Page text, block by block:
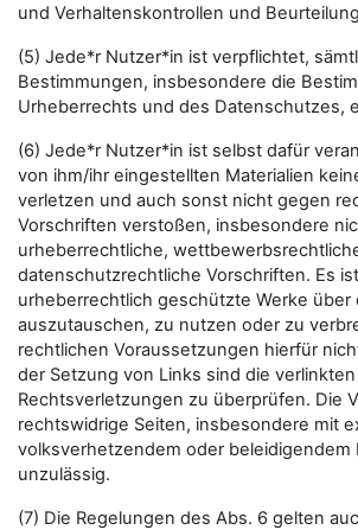
und Verhaltenskontrollen und
(5) Jede*r Nutzer*in ist verpflichtet,
Bestimmungen, insbesondere die
Urheberrechts und des Datenschutzes,
(6) Jede*r Nutzer*in ist selbst dafür
von ihm/ihr eingestellten Materialien
verletzen und auch sonst nicht gegen
Vorschriften verstoßen, insbesondere
urheberrechtliche,
datenschutzrechtliche Vorschriften. Es
urheberrechtlich geschützte Werke über
auszutauschen, zu nutzen oder zu
rechtlichen Voraussetzungen hierfür
der Setzung von Links sind die
Rechtsverletzungen zu überprüfen. Die
rechtswidrige Seiten, insbesondere mit
volksverhetzendem oder beleidigendem
unzulässig.
(7) Die Regelungen des Abs. 6 gelten